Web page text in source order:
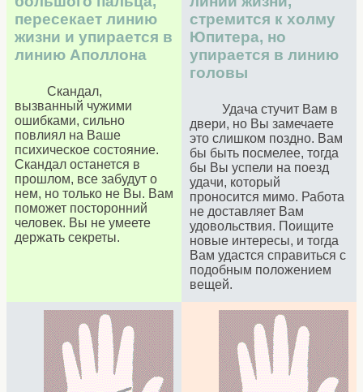
пересекает линию
жизни и упирается в
линию Аполлона
Скандал,
вызванный чужими
ошибками, сильно
повлиял на Ваше
психическое состояние.
Скандал останется в
прошлом, все забудут о
нем, но только не Вы. Вам
поможет посторонний
человек. Вы не умеете
держать секреты.
стремится к холму
Юпитера, но
упирается в линию
головы
Удача стучит Вам в
двери, но Вы замечаете
это слишком поздно. Вам
бы быть посмелее, тогда
бы Вы успели на поезд
удачи, который
проносится мимо. Работа
не доставляет Вам
удовольствия. Поищите
новые интересы, и тогда
Вам удастся справиться с
подобным положением
вещей.